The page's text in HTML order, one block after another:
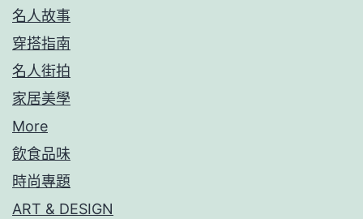
名人故事
穿搭指南
名人街拍
家居美學
More
飲食品味
時尚專題
ART & DESIGN